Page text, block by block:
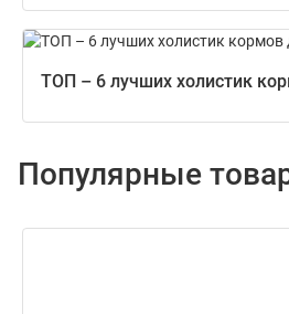
ТОП – 6 лучших холистик
Популярные